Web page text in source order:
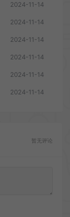
2024-11-14
2024-11-14
2024-11-14
2024-11-14
2024-11-14
2024-11-14
暂无评论